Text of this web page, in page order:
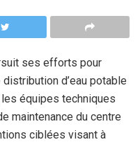
ses efforts pour
d’eau potable
équipes techniques
maintenance du centre
ciblées visant à